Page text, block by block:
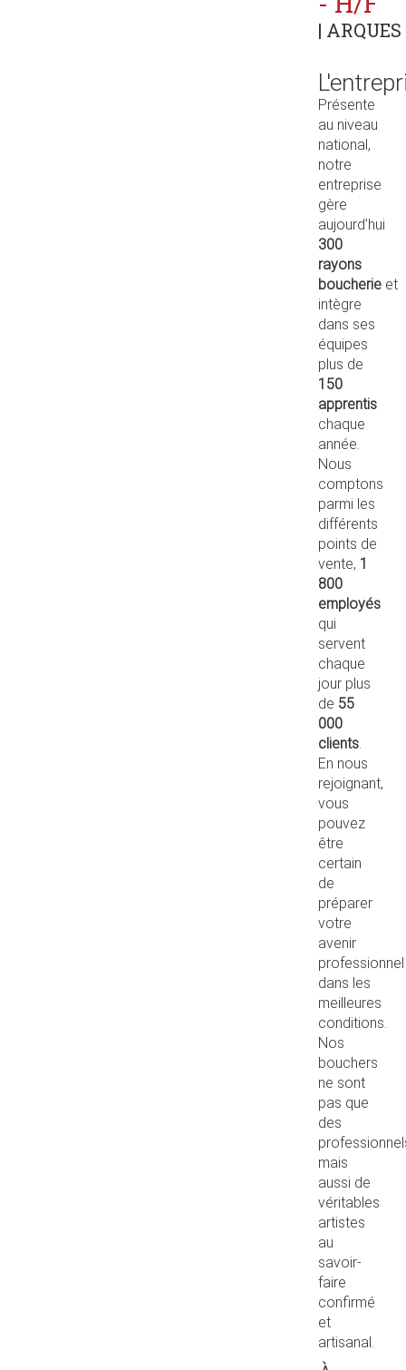
| ARQUES
Présente
au niveau
national,
notre
entreprise
gère
aujourd’hui
300
rayons
boucherie et
intègre
dans ses
équipes
plus de
150
apprentis
chaque
année.
Nous
comptons
parmi les
différents
points de
vente, 1
800
employés
qui
servent
chaque
jour plus
de 55
000
clients.
En nous
rejoignant,
vous
pouvez
être
certain
de
préparer
votre
avenir
professionnel
dans les
meilleures
conditions.
Nos
bouchers
ne sont
pas que
des
mais
aussi de
véritables
artistes
au
savoir-
faire
confirmé
et
artisanal.